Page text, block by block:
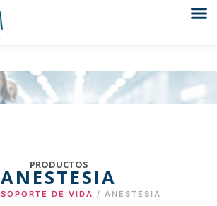
PRODUCTOS
ANESTESIA
SOPORTE DE VIDA / ANESTESIA